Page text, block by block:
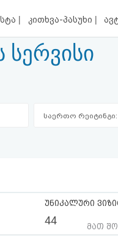
| კითხვა-პასუხი |
სერვისი
საერთო რეიტინგი:
უნიკალური
44 მათ